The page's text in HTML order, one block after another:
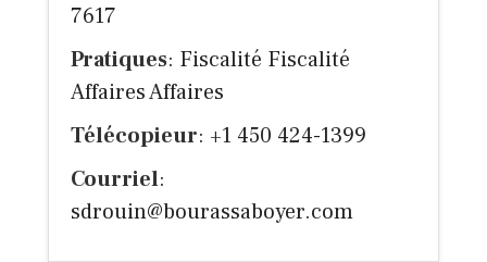
7617
Pratiques: Fiscalité Fiscalité
Affaires Affaires
Télécopieur: +1 450 424-1399
Courriel:
sdrouin@bourassaboyer.com